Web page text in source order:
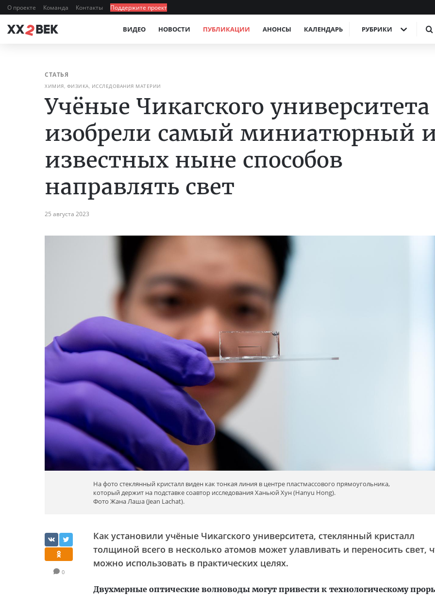
О проекте Команда Контакты Поддержите проект
ВИДЕО НОВОСТИ ПУБЛИКАЦИИ АНОНСЫ КАЛЕНДАРЬ РУБРИКИ
СТАТЬЯ
ХИМИЯ, ФИЗИКА, ИССЛЕДОВАНИЯ МАТЕРИИ
Учёные Чикагского университета
изобрели самый миниатюрный
известных ныне способов
направлять свет
25 августа 2023
На фото стеклянный кристалл виден как тонкая линия в центре пластмассового прямоугольника,
который держит на подставке соавтор исследования Ханьюй Хун (Hanyu Hong).
Фото Жана Лаша (Jean Lachat).
0
Как установили учёные Чикагского университета, стеклянный кристалл
толщиной всего в несколько атомов может улавливать и переносить свет,
можно использовать в практических целях.
Двухмерные оптические волноводы могут привести к технологическому